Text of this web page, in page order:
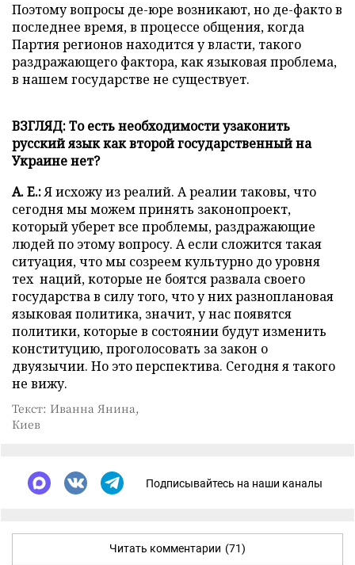
Поэтому вопросы де-юре возникают, но де-факто в
последнее время, в процессе общения, когда
Партия регионов находится у власти, такого
раздражающего фактора, как языковая проблема,
в нашем государстве не существует.
ВЗГЛЯД: То есть необходимости узаконить
русский язык как второй государственный на
Украине нет?
А. Е.:Я исхожу из реалий. А реалии таковы, что
сегодня мы можем принять законопроект,
который уберет все проблемы, раздражающие
людей по этому вопросу. А если сложится такая
ситуация, что мы созреем культурно до уровня
тех наций, которые не боятся развала своего
государства в силу того, что у них разноплановая
языковая политика, значит, у нас появятся
политики, которые в состоянии будут изменить
конституцию, проголосовать за закон о
двуязычии. Но это перспектива. Сегодня я такого
не вижу.
Текст: Иванна Янина,
Киев
Подписывайтесь на наши каналы
Читать комментарии (71)